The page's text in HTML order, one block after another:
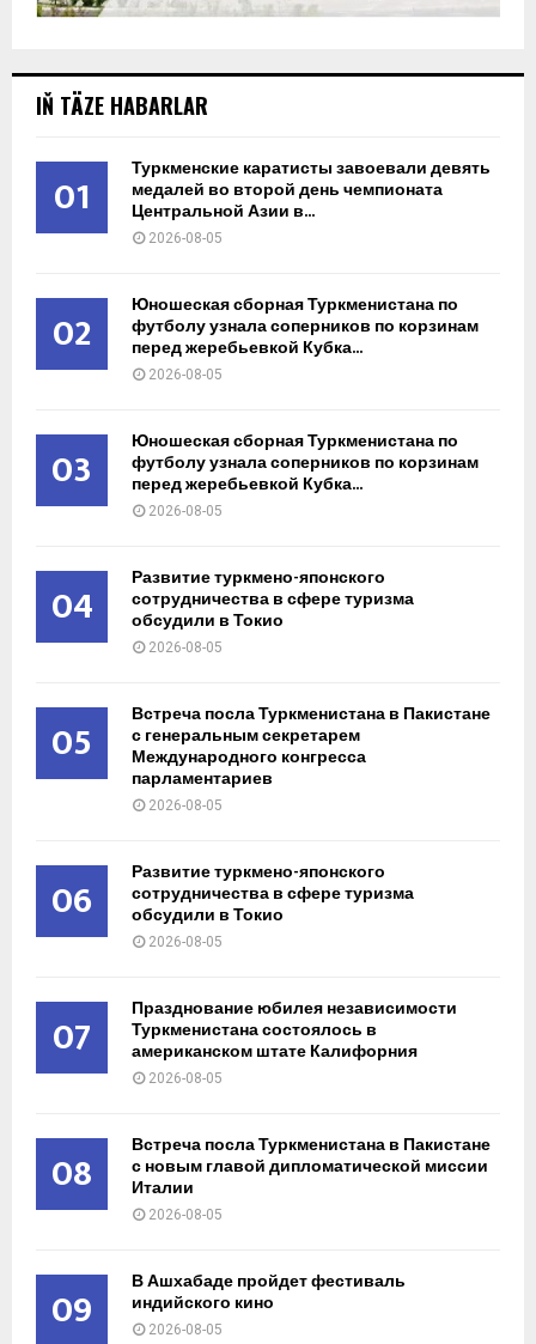
IŇ TÄZE HABARLAR
01 Туркменские каратисты завоевали девять
медалей во второй день чемпионата
Центральной Азии в...
2026-08-05
02 Юношеская сборная Туркменистана по
футболу узнала соперников по корзинам
перед жеребьевкой Кубка...
2026-08-05
03 Юношеская сборная Туркменистана по
футболу узнала соперников по корзинам
перед жеребьевкой Кубка...
2026-08-05
04 Развитие туркмено-японского
сотрудничества в сфере туризма
обсудили в Токио
2026-08-05
05 Встреча посла Туркменистана в Пакистане
с генеральным секретарем
Международного конгресса
парламентариев
2026-08-05
06 Развитие туркмено-японского
сотрудничества в сфере туризма
обсудили в Токио
2026-08-05
07 Празднование юбилея независимости
Туркменистана состоялось в
американском штате Калифорния
2026-08-05
08 Встреча посла Туркменистана в Пакистане
с новым главой дипломатической миссии
Италии
2026-08-05
09 В Ашхабаде пройдет фестиваль
индийского кино
2026-08-05